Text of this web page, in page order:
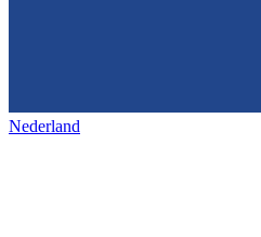
Nederland